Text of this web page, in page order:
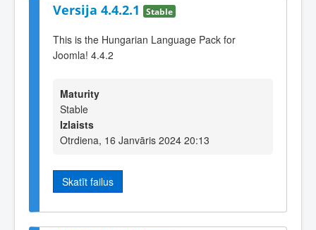
Versija 4.4.2.1 Stable
This is the Hungarian Language Pack for
Joomla! 4.4.2
Maturity
Stable
Izlaists
Otrdiena, 16 Janvāris 2024 20:13
Skatīt failus